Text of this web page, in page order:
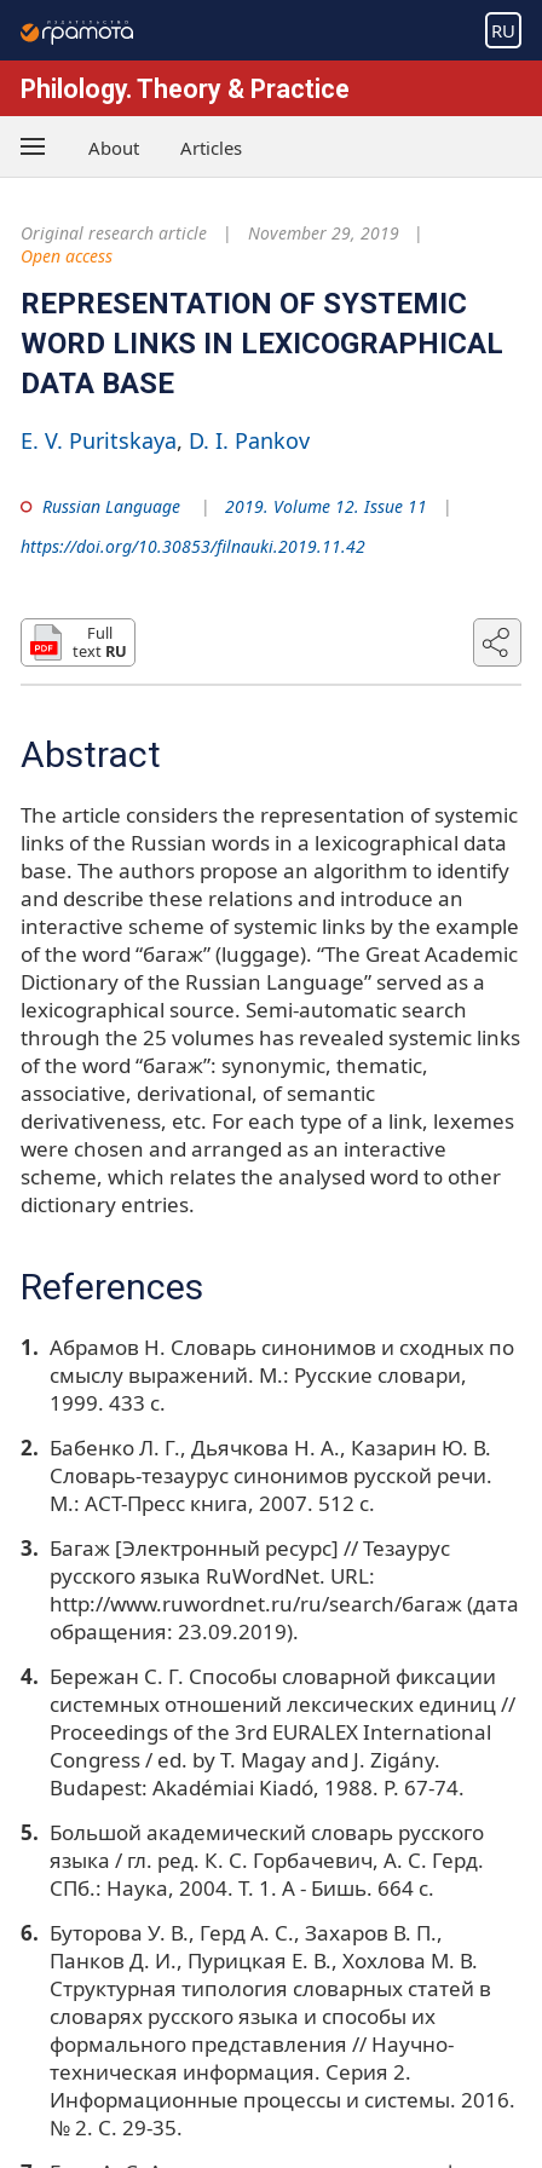
RU
Philology. Theory & Practice
About Articles
Original research article
November 29, 2019
Open access
REPRESENTATION OF SYSTEMIC
WORD LINKS IN LEXICOGRAPHICAL
DATA BASE
E. V. Puritskaya D. I. Pankov
Russian Language
2019. Volume 12. Issue 11
https://doi.org/10.30853/filnauki.2019.11.42
Full
text RU
Abstract
The article considers the representation of systemic
links of the Russian words in a lexicographical data
base. The authors propose an algorithm to identify
and describe these relations and introduce an
interactive scheme of systemic links by the example
of the word “багаж” (luggage). “The Great Academic
Dictionary of the Russian Language” served as a
lexicographical source. Semi-automatic search
through the 25 volumes has revealed systemic links
of the word “багаж”: synonymic, thematic,
associative, derivational, of semantic
derivativeness, etc. For each type of a link, lexemes
were chosen and arranged as an interactive
scheme, which relates the analysed word to other
dictionary entries.
References
Абрамов Н. Словарь синонимов и сходных по
смыслу выражений. М.: Русские словари,
1999. 433 с.
Бабенко Л. Г., Дьячкова Н. А., Казарин Ю. В.
Словарь-тезаурус синонимов русской речи.
М.: АСТ-Пресс книга, 2007. 512 с.
Багаж [Электронный ресурс] // Тезаурус
русского языка RuWordNet. URL:
http://www.ruwordnet.ru/ru/search/багаж (дата
обращения: 23.09.2019).
Бережан С. Г. Способы словарной фиксации
системных отношений лексических единиц //
Proceedings of the 3rd EURALEX International
Congress / ed. by T. Magay and J. Zigány.
Budapest: Akadémiai Kiadó, 1988. P. 67-74.
Большой академический словарь русского
языка / гл. ред. К. С. Горбачевич, А. С. Герд.
СПб.: Наука, 2004. Т. 1. А - Бишь. 664 с.
Буторова У. В., Герд А. С., Захаров В. П.,
Панков Д. И., Пурицкая Е. В., Хохлова М. В.
Структурная типология словарных статей в
словарях русского языка и способы их
формального представления // Научно-
техническая информация. Серия 2.
Информационные процессы и системы. 2016.
№ 2. С. 29-35.